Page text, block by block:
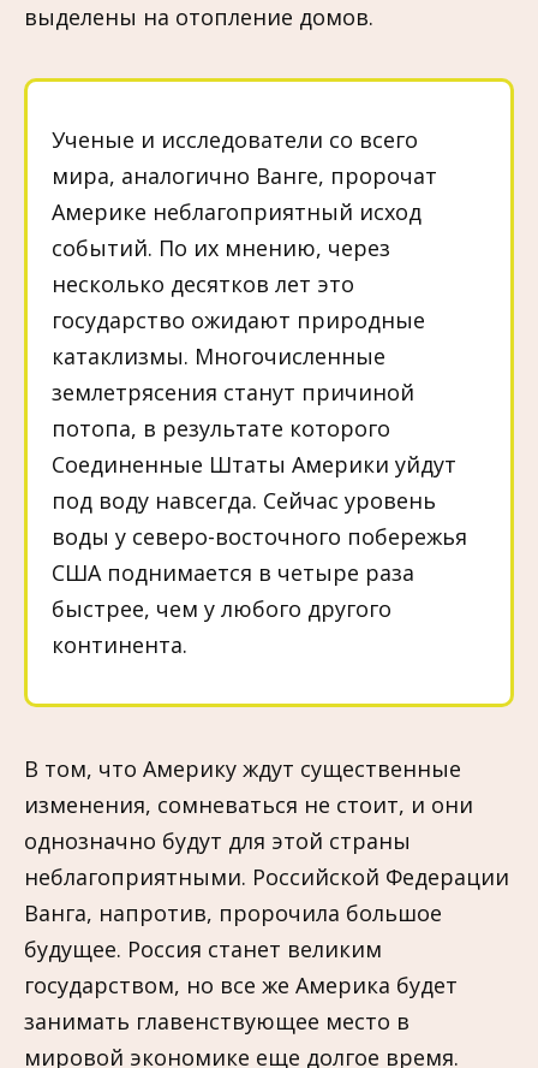
выделены на отопление домов.
Ученые и исследователи со всего
мира, аналогично Ванге, пророчат
Америке неблагоприятный исход
событий. По их мнению, через
несколько десятков лет это
государство ожидают природные
катаклизмы. Многочисленные
землетрясения станут причиной
потопа, в результате которого
Соединенные Штаты Америки уйдут
под воду навсегда. Сейчас уровень
воды у северо-восточного побережья
США поднимается в четыре раза
быстрее, чем у любого другого
континента.
В том, что Америку ждут существенные
изменения, сомневаться не стоит, и они
однозначно будут для этой страны
неблагоприятными. Российской Федерации
Ванга, напротив, пророчила большое
будущее. Россия станет великим
государством, но все же Америка будет
занимать главенствующее место в
мировой экономике еще долгое время.